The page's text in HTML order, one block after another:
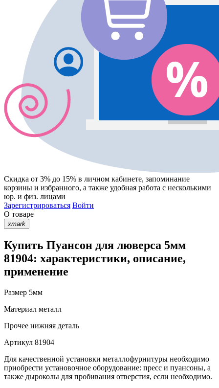
Скидка от 3% до 15% в личном кабинете, запоминание
корзины и избранного, а также удобная работа с несколькими
юр. и физ. лицами
Зарегистрироваться Войти
О товаре
xmark
Купить Пуансон для люверса 5мм
81904: характеристики, описание,
применение
Размер 5мм
Материал металл
Прочее нижняя деталь
Артикул 81904
Для качественной установки металлофурнитуры необходимо
приобрести установочное оборудование: пресс и пуансоны, а
также дыроколы для пробивания отверстия, если необходимо.